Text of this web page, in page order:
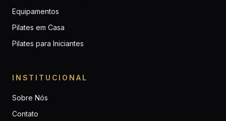
Equipamentos
Pilates em Casa
Pilates para Iniciantes
INSTITUCIONAL
Sobre Nós
Contato